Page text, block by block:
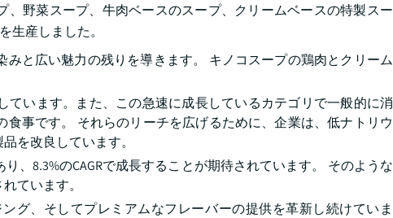
野菜スープ、牛肉ベースのスープ、クリームベースの特製スー
生産しました。
と広い魅力の残りを導きます。 キノコスープの鶏肉とクリーム
います。また、この急速に成長しているカテゴリで一般的に消
事です。 それらのリーチを広げるために、企業は、低ナトリウ
を改良しています。
、8.3%のCAGRで成長することが期待されています。 そのような
ています。
グ、そしてプレミアムなフレーバーの提供を革新し続けていま